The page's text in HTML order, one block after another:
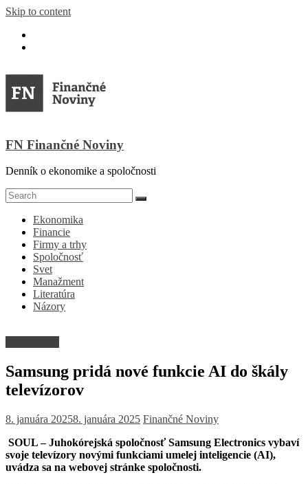
Skip to content
FN Finančné Noviny
Denník o ekonomike a spoločnosti
Ekonomika
Financie
Firmy a trhy
Spoločnosť
Svet
Manažment
Literatúra
Názory
Samsung pridá nové funkcie AI do škály
televízorov
8. januára 20258. januára 2025 Finančné Noviny
SOUL – Juhokórejská spoločnosť Samsung Electronics vybaví
svoje televízory novými funkciami umelej inteligencie (AI),
uvádza sa na webovej stránke spoločnosti.